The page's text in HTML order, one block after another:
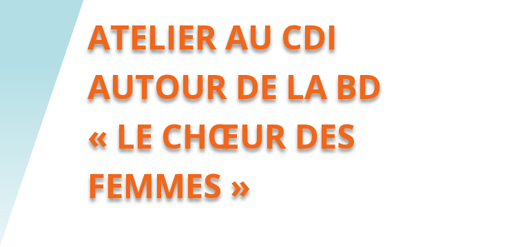
ATELIER AU CDI
AUTOUR DE LA BD
« LE CHŒUR DES
FEMMES »